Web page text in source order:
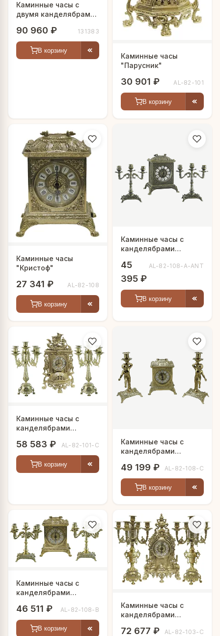
Каминные часы с
двумя канделябрами
90 960 ₽ 131383
В корзину
Каминные часы
"Парусник"
30 901 ₽ AL-82-101
В корзину
Каминные часы
"Кристоф"
27 341 ₽ AL-82-108
В корзину
Каминные часы с
канделябрами
45
395 ₽
AL-82-108-A-ANT
В корзину
Каминные часы с
канделябрами
58 583 ₽ AL-82-101-C
В корзину
Каминные часы с
канделябрами
49 199 ₽ AL-82-108-C
В корзину
Каминные часы с
канделябрами
46 511 ₽ AL-82-108-B
В корзину
Каминные часы с
канделябрами
72 677 ₽ AL-82-103-C